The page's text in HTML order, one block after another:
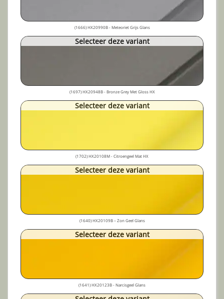
(1666) HX20990B - Meteoriet Grijs Glans
Selecteer deze variant
(1697) HX20948B - Bronze Grey Met Gloss HX
Selecteer deze variant
(1702) HX20108M - Citroengeel Mat HX
Selecteer deze variant
(1640) HX20109B – Zon Geel Glans
Selecteer deze variant
(1641) HX20123B - Narcisgeel Glans